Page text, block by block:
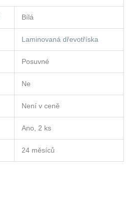
Bílá
Laminovaná dřevotříska
Posuvné
Ne
Není v ceně
Ano, 2 ks
24 měsíců